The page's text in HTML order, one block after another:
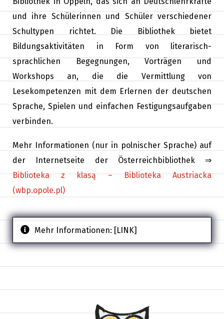
und ihre Schülerinnen und Schüler verschiedener
Schultypen richtet. Die Bibliothek bietet
Bildungsaktivitäten in Form von literarisch-
sprachlichen Begegnungen, Vorträgen und
Workshops an, die die Vermittlung von
Lesekompetenzen mit dem Erlernen der deutschen
Sprache, Spielen und einfachen Festigungsaufgaben
verbinden.
Mehr Informationen (nur in polnischer Sprache) auf
der Internetseite der Österreichbibliothek ⇒
Biblioteka z klasą – Biblioteka Austriacka
(wbp.opole.pl)
Mehr Informationen: [LINK]